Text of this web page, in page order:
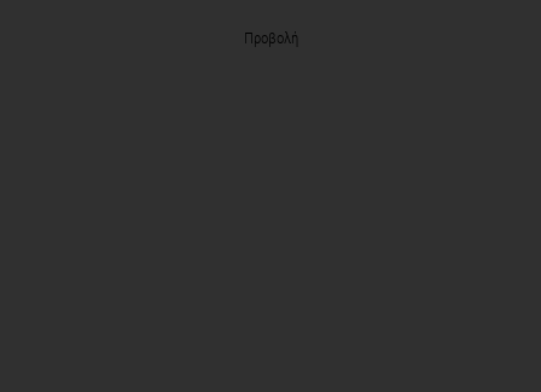
Προβολή